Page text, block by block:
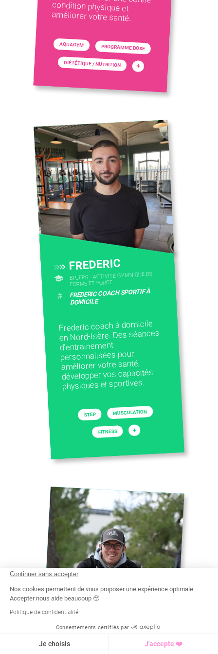
CONTACTEZ-NOUS
améliorer votre santé.
AQUAGYM PROGRAMME BOXE
DIÉTÉTIQUE / NUTRITION +
FREDERIC
BPJEPS - ACTIVITÉ GYMNIQUE DE
FORME ET FORCE
# FREDERIC COACH SPORTIF À
DOMICILE
Frederic coach à domicile
en Nord-Isère. Des séances
d'entrainement
personnalisées pour
améliorer votre santé,
développer vos capacités
physiques et sportives.
STEP MUSCULATION
FITNESS +
REMI
CERTIFICAT DE QUALIFICATION
PROFESSIONNELLE
Continuer sans accepter
Nos cookies permettent de vous proposer une expérience optimale.
Accepter nous aide beaucoup 🥹
Politique de confidentialité
Consentements certifiés par
Je choisis J'accepte ❤️